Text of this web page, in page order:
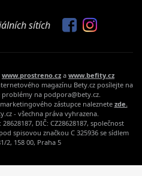
sítích
www.prostreno.cz a www.befity.cz
magazínu Bety.cz posílejte na
na podpora@bety.cz.
zástupce naleznete zde.
- všechna práva vyhrazena.
28628187, DIČ: CZ28628187, společnost
spisovou značkou C 325936 se sídlem
2, 158 00, Praha 5